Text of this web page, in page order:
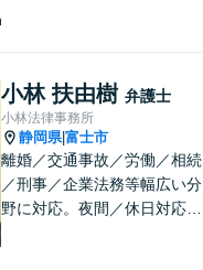
小林 扶由樹 弁護士
小林法律事務所
静岡県|富士市
離婚／交通事故／労働／相続
／刑事／企業法務等幅広い分
野に対応。夜間／休日対応